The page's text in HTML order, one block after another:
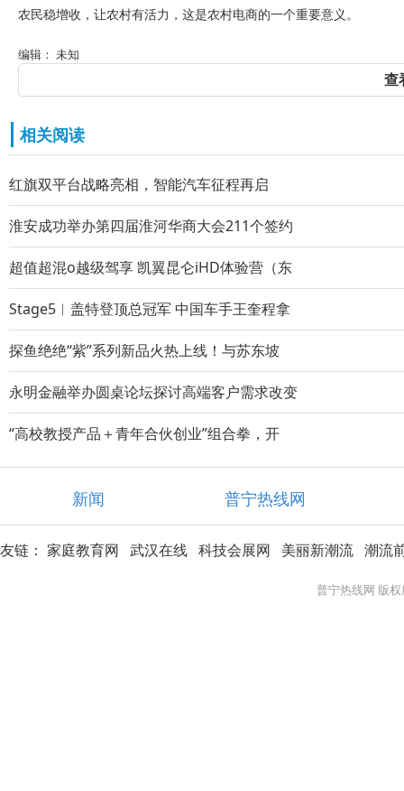
农民稳增收，让农村有活力，这是农村电商的一个重要意义。
编辑： 未知
查
相关阅读
红旗双平台战略亮相，智能汽车征程再启
淮安成功举办第四届淮河华商大会211个签约
超值超混o越级驾享 凯翼昆仑iHD体验营（东
Stage5︱盖特登顶总冠军 中国车手王奎程拿
探鱼绝绝“紫”系列新品火热上线！与苏东坡
永明金融举办圆桌论坛探讨高端客户需求改变
“高校教授产品＋青年合伙创业”组合拳，开
新闻 普宁热线网
友链： 家庭教育网 武汉在线 科技会展网 美丽新潮流 潮流
普宁热线网 版